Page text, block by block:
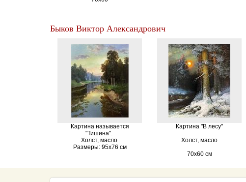
Быков Виктор Александрович
Картина называется
"Тишина".
Холст, масло
Размеры: 95х76 см
Картина "В лесу"
Холст, масло
70х60 см